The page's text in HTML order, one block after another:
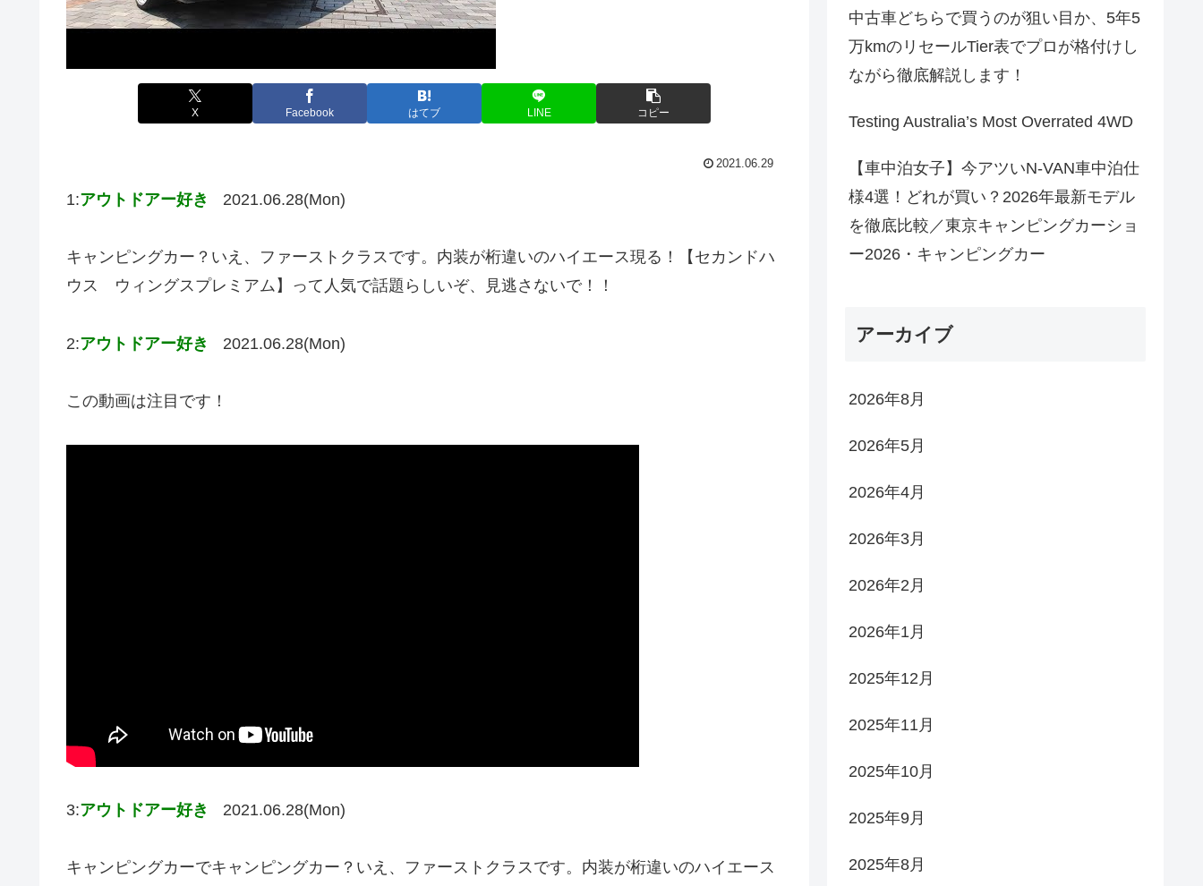
X Facebook はてブ LINE コピー
2021.06.29
1:アウトドアー好き 2021.06.28(Mon)
キャンピングカー？いえ、ファーストクラスです。内装が桁違いのハイエース現る！【セカンドハ
ウス ウィングスプレミアム】って人気で話題らしいぞ、見逃さないで！！
2:アウトドアー好き 2021.06.28(Mon)
この動画は注目です！
3:アウトドアー好き 2021.06.28(Mon)
キャンピングカーでキャンピングカー？いえ、ファーストクラスです。内装が桁違いのハイエース
中古車どちらで買うのが狙い目か、5年5
万kmのリセールTier表でプロが格付けし
ながら徹底解説します！
Testing Australia’s Most Overrated 4WD
【車中泊女子】今アツいN-VAN車中泊仕
様4選！どれが買い？2026年最新モデル
を徹底比較／東京キャンピングカーショ
ー2026・キャンピングカー
アーカイブ
2026年8月
2026年5月
2026年4月
2026年3月
2026年2月
2026年1月
2025年12月
2025年11月
2025年10月
2025年9月
2025年8月